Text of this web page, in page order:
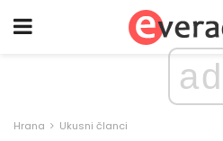
ad
Hrana Ukusni članci